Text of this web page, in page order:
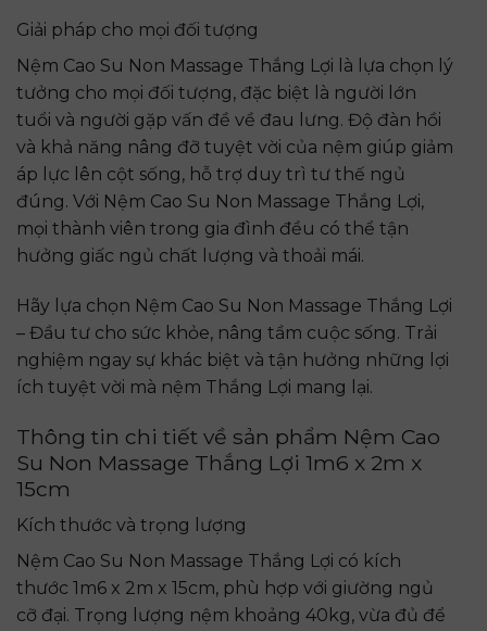
Giải pháp cho mọi đối tượng
Nệm Cao Su Non Massage Thắng Lợi là lựa chọn lý
tưởng cho mọi đối tượng, đặc biệt là người lớn
tuổi và người gặp vấn đề về đau lưng. Độ đàn hồi
và khả năng nâng đỡ tuyệt vời của nệm giúp giảm
áp lực lên cột sống, hỗ trợ duy trì tư thế ngủ
đúng. Với Nệm Cao Su Non Massage Thắng Lợi,
mọi thành viên trong gia đình đều có thể tận
hưởng giấc ngủ chất lượng và thoải mái.
Hãy lựa chọn Nệm Cao Su Non Massage Thắng Lợi
– Đầu tư cho sức khỏe, nâng tầm cuộc sống. Trải
nghiệm ngay sự khác biệt và tận hưởng những lợi
ích tuyệt vời mà nệm Thắng Lợi mang lại.
Thông tin chi tiết về sản phẩm Nệm Cao
Su Non Massage Thắng Lợi 1m6 x 2m x
15cm
Kích thước và trọng lượng
Nệm Cao Su Non Massage Thắng Lợi có kích
thước 1m6 x 2m x 15cm, phù hợp với giường ngủ
cỡ đại. Trọng lượng nệm khoảng 40kg, vừa đủ để